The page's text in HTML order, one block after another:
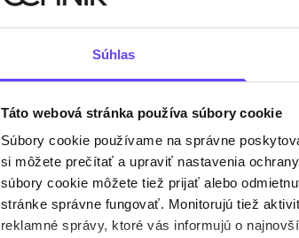
Súhlas
Táto webová stránka používa súbory cookie
Súbory cookie používame na správne
si môžete prečítať a upraviť nastavenia
súbory cookie môžete tiež prijať alebo
stránke správne fungovať. Monitorujú tiež
reklamné správy, ktoré vás informujú o